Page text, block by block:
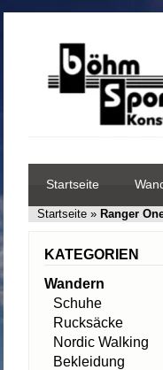
Startseite
Startseite » Ranger
KATEGORIEN
Wandern
Schuhe
Rucksäcke
Nordic Walking
Bekleidung